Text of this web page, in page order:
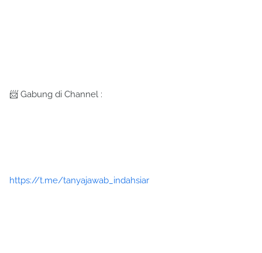
📨 Gabung di Channel :
https://t.me/tanyajawab_indahsiar